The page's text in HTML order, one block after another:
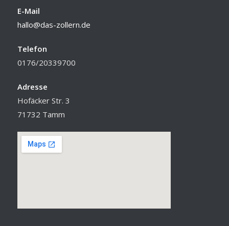
E-Mail
hallo@das-zollern.de
Telefon
0176/20339700
Adresse
Hofäcker Str. 3
71732 Tamm